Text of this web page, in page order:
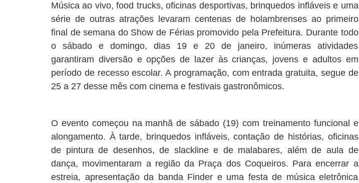
Música ao vivo, food trucks, oficinas desportivas, brinquedos infláveis e uma
série de outras atrações levaram centenas de holambrenses ao primeiro
final de semana do Show de Férias promovido pela Prefeitura. Durante todo
o sábado e domingo, dias 19 e 20 de janeiro, inúmeras atividades
garantiram diversão e opções de lazer às crianças, jovens e adultos em
período de recesso escolar. A programação, com entrada gratuita, segue de
25 a 27 desse mês com cinema e festivais gastronômicos.
O evento começou na manhã de sábado (19) com treinamento funcional e
alongamento. À tarde, brinquedos infláveis, contação de histórias, oficinas
de pintura de desenhos, de slackline e de malabares, além de aula de
dança, movimentaram a região da Praça dos Coqueiros. Para encerrar a
estreia, apresentação da banda Finder e uma festa de música eletrônica